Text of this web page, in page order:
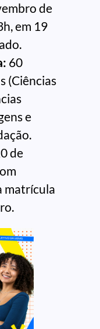
de
em 19
60
(Ciências
e
de
matrícula